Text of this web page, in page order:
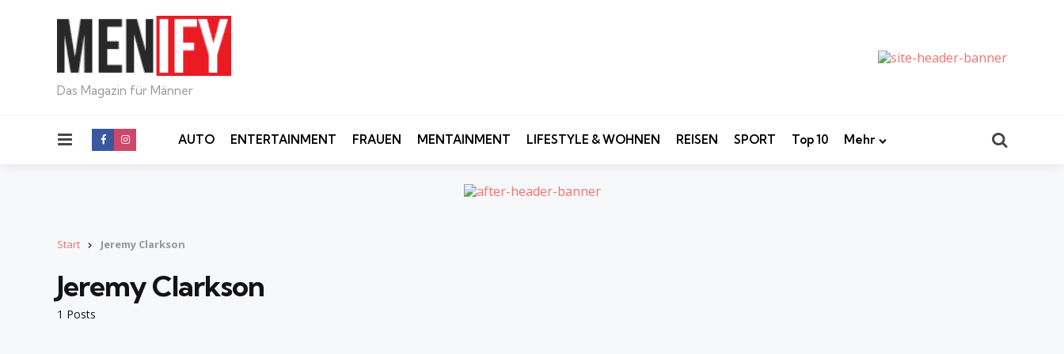
Das Magazin für Männer
Menu AUTO ENTERTAINMENT FRAUEN MENTAINMENT LIFESTYLE & WOHNEN REISEN SPORT Top 10 Mehr
Start Jeremy Clarkson
1 Posts
Jeremy Clarkson